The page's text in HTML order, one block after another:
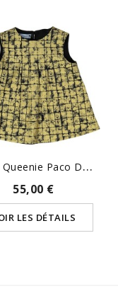
R
Obe Queenie Paco Dorée
55,00 €
LES DÉTAILS